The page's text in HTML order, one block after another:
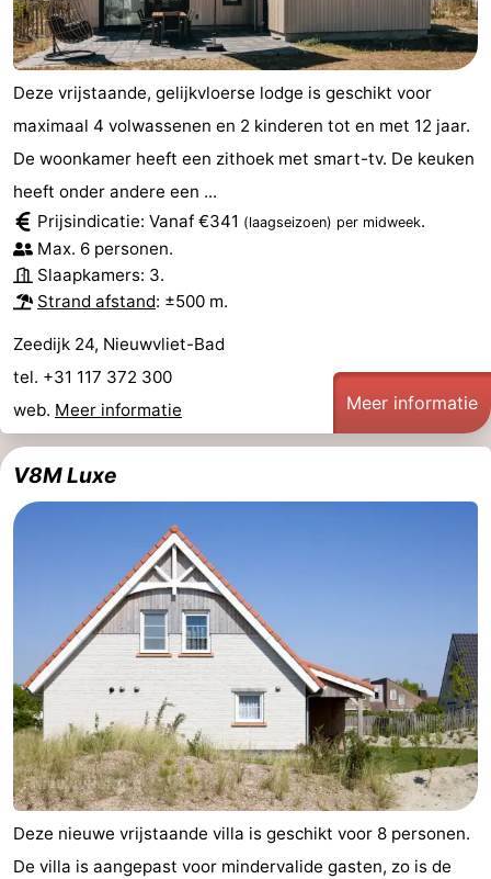
Deze vrijstaande, gelijkvloerse lodge is geschikt voor
maximaal 4 volwassenen en 2 kinderen tot en met 12 jaar.
De woonkamer heeft een zithoek met smart-tv. De keuken
heeft onder andere een ...
Prijsindicatie: Vanaf €341 (laagseizoen) per midweek.
Max. 6 personen.
Slaapkamers: 3.
Strand afstand: ±500 m.
Zeedijk 24, Nieuwvliet-Bad
tel. +31 117 372 300
web. Meer informatie Meer informatie
V8M Luxe
Deze nieuwe vrijstaande villa is geschikt voor 8 personen.
De villa is aangepast voor mindervalide gasten, zo is de